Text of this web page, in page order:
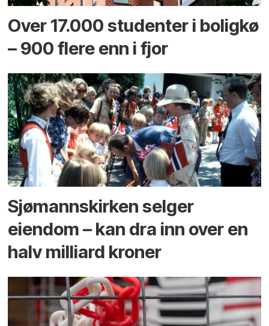
Over 17.000 studenter i boligkø
– 900 flere enn i fjor
Sjømannskirken selger
eiendom – kan dra inn over en
halv milliard kroner